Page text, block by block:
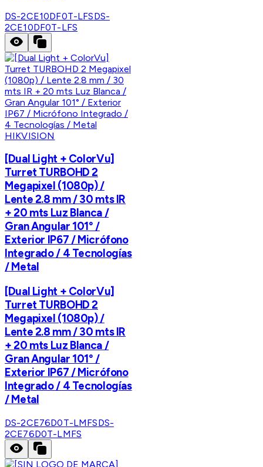
DS-2CE10DF0T-LFSDS-
2CE10DF0T-LFS
HIKVISION
[Dual Light + ColorVu]
Turret TURBOHD 2
Megapixel (1080p) /
Lente 2.8 mm / 30 mts IR
+ 20 mts Luz Blanca /
Gran Angular 101° /
Exterior IP67 / Micrófono
Integrado / 4 Tecnologías
/ Metal
[Dual Light + ColorVu]
Turret TURBOHD 2
Megapixel (1080p) /
Lente 2.8 mm / 30 mts IR
+ 20 mts Luz Blanca /
Gran Angular 101° /
Exterior IP67 / Micrófono
Integrado / 4 Tecnologías
/ Metal
DS-2CE76D0T-LMFSDS-
2CE76D0T-LMFS